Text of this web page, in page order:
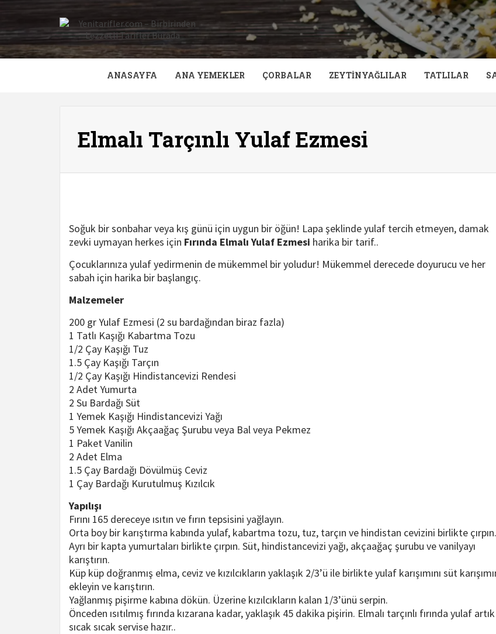
content
ANASAYFA ANA YEMEKLER ÇORBALAR ZEYTINYAĞLILAR TATLILAR
Elmalı Tarçınlı Yulaf Ezmesi
Soğuk bir sonbahar veya kış günü için uygun bir öğün! Lapa şeklinde yulaf tercih etmeyen, damak
zevki uymayan herkes için Fırında Elmalı Yulaf Ezmesi harika bir tarif..
Çocuklarınıza yulaf yedirmenin de mükemmel bir yoludur! Mükemmel derecede doyurucu ve her
sabah için harika bir başlangıç.
Malzemeler
200 gr Yulaf Ezmesi (2 su bardağından biraz fazla)
1 Tatlı Kaşığı Kabartma Tozu
1/2 Çay Kaşığı Tuz
1.5 Çay Kaşığı Tarçın
1/2 Çay Kaşığı Hindistancevizi Rendesi
2 Adet Yumurta
2 Su Bardağı Süt
1 Yemek Kaşığı Hindistancevizi Yağı
5 Yemek Kaşığı Akçaağaç Şurubu veya Bal veya Pekmez
1 Paket Vanilin
2 Adet Elma
1.5 Çay Bardağı Dövülmüş Ceviz
1 Çay Bardağı Kurutulmuş Kızılcık
Yapılışı
Fırını 165 dereceye ısıtın ve fırın tepsisini yağlayın.
Orta boy bir karıştırma kabında yulaf, kabartma tozu, tuz, tarçın ve hindistan cevizini birlikte çırpın.
Ayrı bir kapta yumurtaları birlikte çırpın. Süt, hindistancevizi yağı, akçaağaç şurubu ve vanilyayı
karıştırın.
Küp küp doğranmış elma, ceviz ve kızılcıkların yaklaşık 2/3’ü ile birlikte yulaf karışımını süt
ekleyin ve karıştırın.
Yağlanmış pişirme kabına dökün. Üzerine kızılcıkların kalan 1/3’ünü serpin.
Önceden ısıtılmış fırında kızarana kadar, yaklaşık 45 dakika pişirin. Elmalı tarçınlı fırında yulaf artık
sıcak sıcak servise hazır..